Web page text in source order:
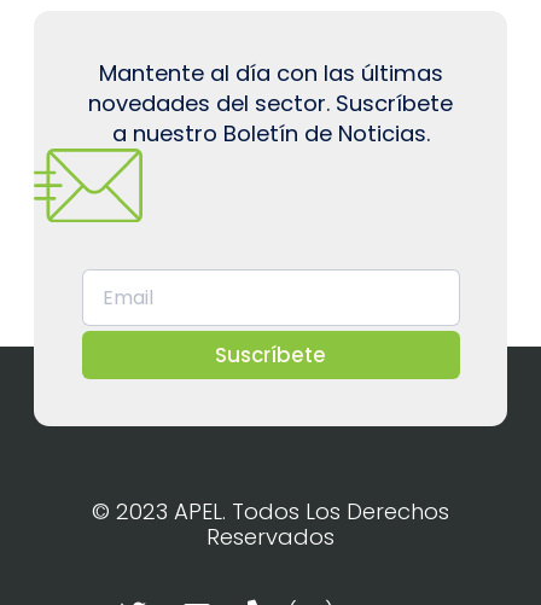
Mantente al día con las últimas
novedades del sector. Suscríbete
a nuestro Boletín de Noticias.
Suscríbete
© 2023 APEL. Todos Los Derechos
Reservados